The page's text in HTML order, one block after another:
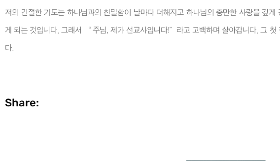
저의 간절한 기도는 하나님과의 친밀함이 날마다 더해지고 하나님의 충만한 사랑을 깊
게 되는 것입니다. 그래서 “ 주님, 제가 선교사입니다!”라고 고백하며 살아갑니다. 그 첫
다.
Share: